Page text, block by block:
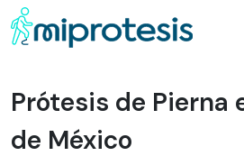
Prótesis de Pierna
de México